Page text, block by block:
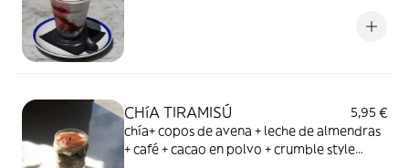
CHíA TIRAMISÚ
5,95 €
chía+ copos de avena + leche de almendras
+ café + cacao en polvo + crumble style